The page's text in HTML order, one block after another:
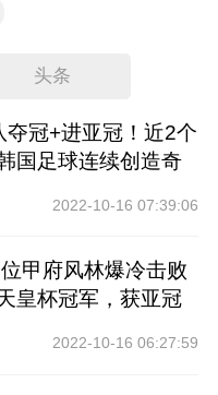
头条
夺冠+进亚冠！近2个
国足球连续创造奇
2022-10-16 07:39:06
甲府风林爆冷击败
皇杯冠军，获亚冠
2022-10-16 06:27:59